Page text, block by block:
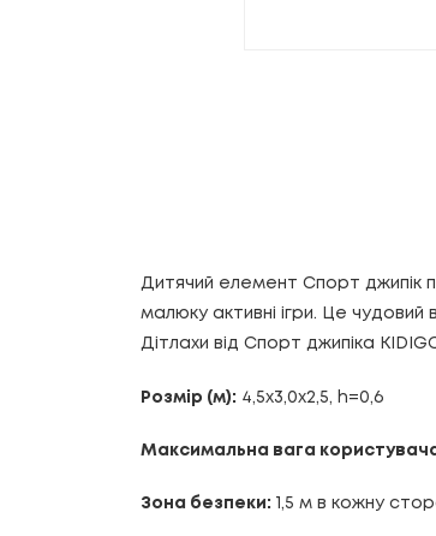
Дитячий елемент Спорт джипік
малюку активні ігри. Це
Дітлахи від Спорт джипіка
Розмір (м): 4,5х3,0х2,5, h=0,6
Максимальна вага користувача
Зона безпеки: 1,5 м в кожну